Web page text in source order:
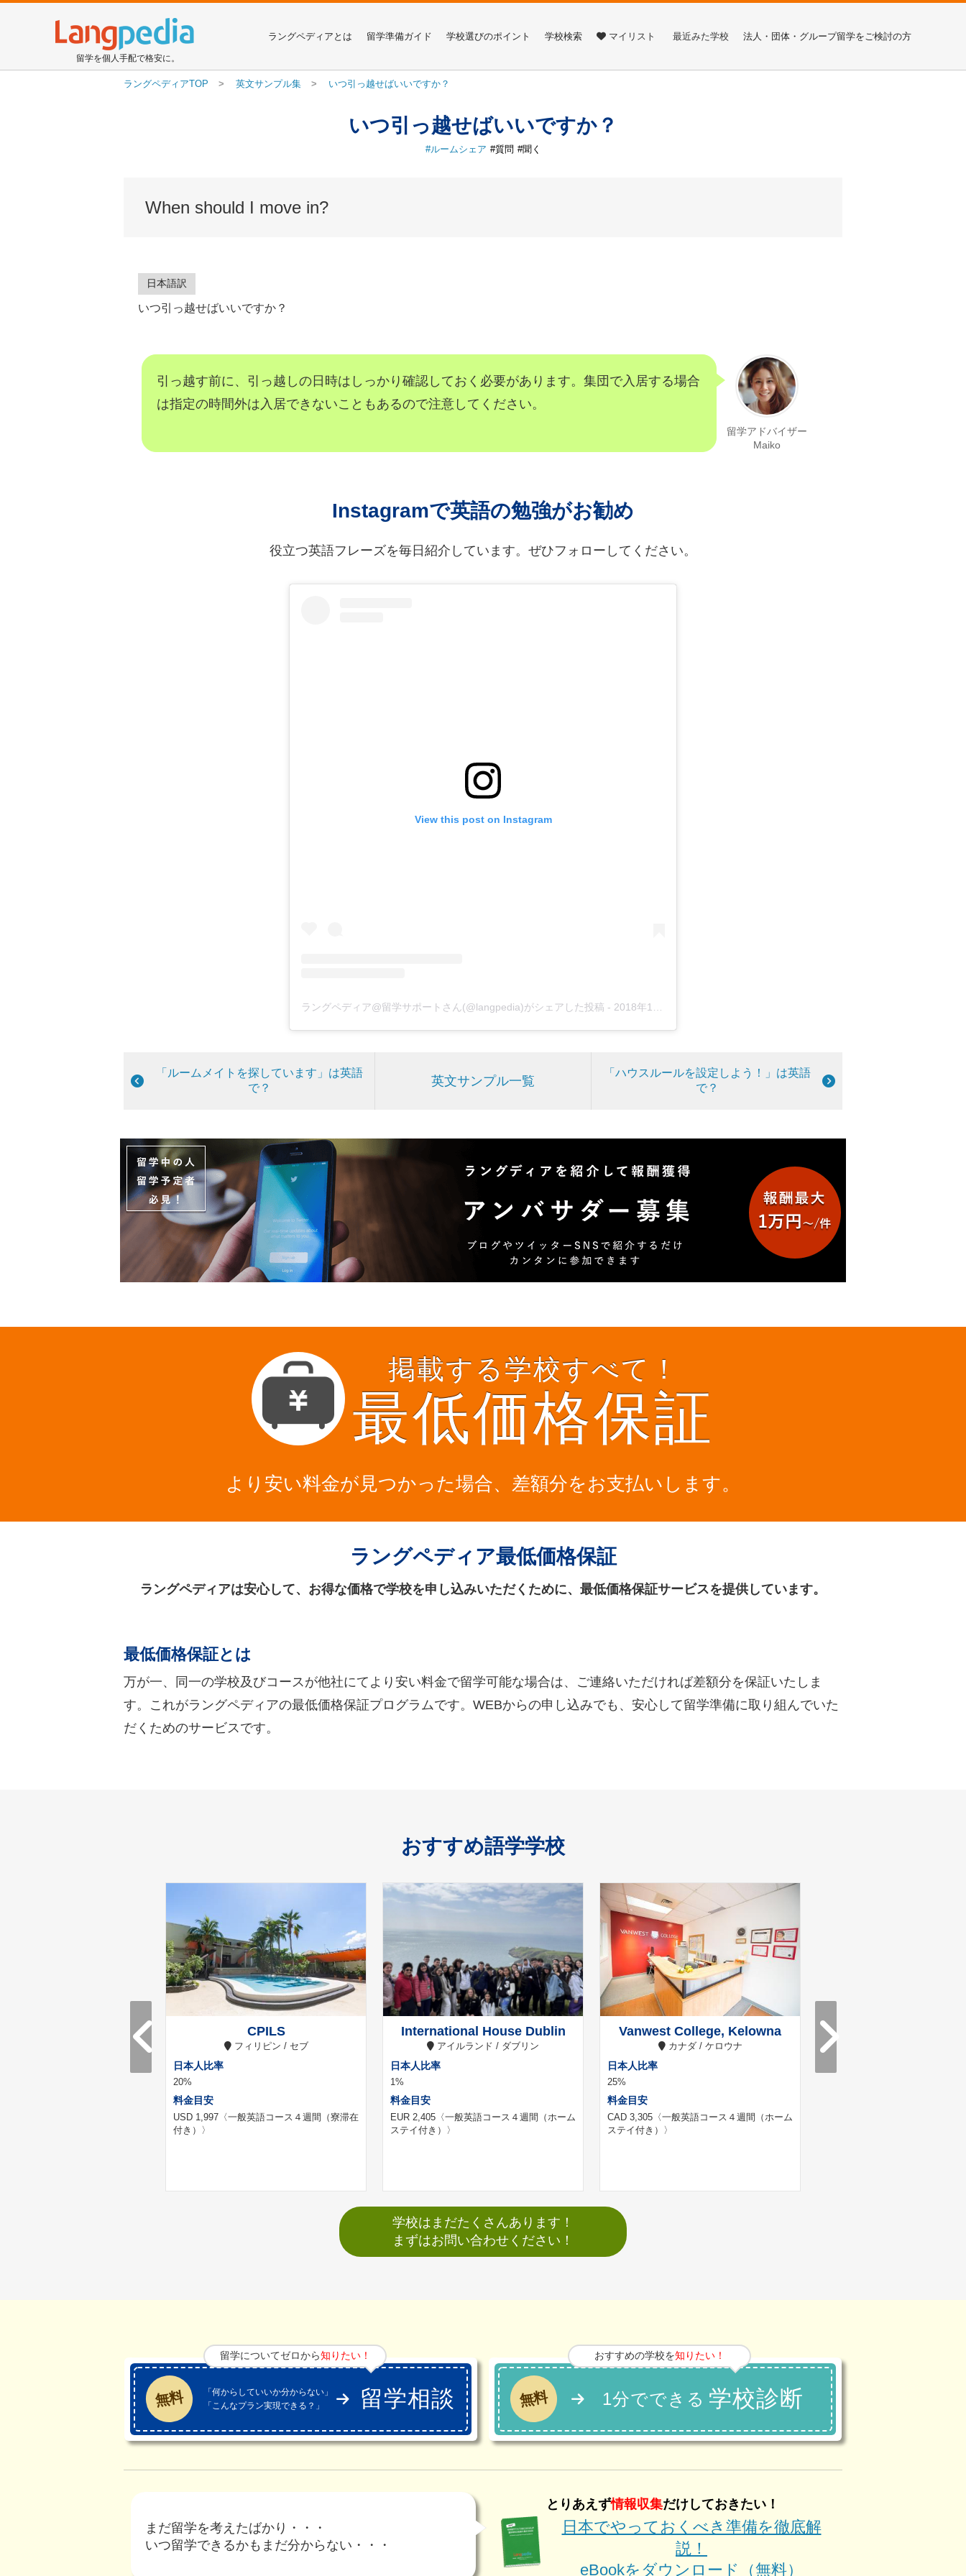
留学を個人手配で格安に。
ラングペディアとは 留学準備ガイド 学校選びのポイント 学校検索 マイリスト 最近みた学校 法人・団体・グループ留学をご検討の方
ラングペディアTOP 英文サンプル集 いつ引っ越せばいいですか？
いつ引っ越せばいいですか？
ルームシェア 質問 聞く
When should I move in?
日本語訳
いつ引っ越せばいいですか？
引っ越す前に、引っ越しの日時はしっかり確認しておく必要があります。集団で入居する場合
は指定の時間外は入居できないこともあるので注意してください。
留学アドバイザー
Maiko
Instagramで英語の勉強がお勧め
役立つ英語フレーズを毎日紹介しています。ぜひフォローしてください。
View this post on Instagram
ラングペディア@留学サポートさん(@langpedia)がシェアした投稿 - 2018年12月月10日午前12時11分PST
「ルームメイトを探しています」は英語
で？
英文サンプル一覧
「ハウスルールを設定しよう！」は英語
で？
掲載する学校すべて！
最低価格保証
より安い料金が見つかった場合、差額分をお支払いします。
ラングペディア最低価格保証
ラングペディアは安心して、お得な価格で学校を申し込みいただくために、最低価格保証サービスを提供しています。
最低価格保証とは
万が一、同一の学校及びコースが他社にてより安い料金で留学可能な場合は、ご連絡いただければ差額分を保証いたしま
す。これがラングペディアの最低価格保証プログラムです。WEBからの申し込みでも、安心して留学準備に取り組んでいた
だくためのサービスです。
おすすめ語学学校
College, Vancouver CPILS
フィリピン / セブ
日本人比率
20%
料金目安
USD 1,997 〈一般英語コース４週間（寮滞在
付き）〉
International House Dublin
アイルランド / ダブリン
日本人比率
1%
料金目安
EUR 2,405 〈一般英語コース４週間（ホーム
ステイ付き）〉
Vanwest College, Kelowna
カナダ / ケロウナ
日本人比率
25%
料金目安
CAD 3,305 〈一般英語コース４週間（ホーム
ステイ付き）〉
学校はまだたくさんあります！
まずはお問い合わせください！
留学についてゼロから知りたい！
無料
「何からしていいか分からない」
「こんなプラン実現できる？」
留学相談
おすすめの学校を知りたい！
無料 1分でできる 学校診断
まだ留学を考えたばかり・・・
いつ留学できるかもまだ分からない・・・
とりあえず情報収集だけしておきたい！
日本でやっておくべき準備を徹底解
説！
eBookをダウンロード（無料）